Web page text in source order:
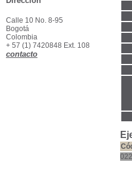
Calle 10 No. 8-95
Bogotá
Colombia
+ 57 (1) 7420848 Ext. 108
contacto